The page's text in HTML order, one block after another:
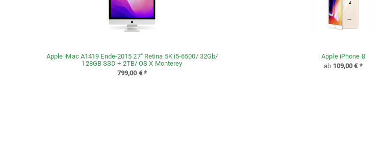
Apple iMac A1419 Ende-2015 27" Retina 5K i5-6500/ 32Gb/
128GB SSD + 2TB/ OS X Monterey
799,00 € *
Apple iPhone 8
ab 109,00 € *